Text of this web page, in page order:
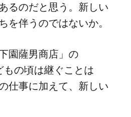
るのだと​思う。​新しい​
伴うのではないか。
園薩男商店」の​
の​頃は​継ぐ​ことは​
仕事に​加えて、​新しい​